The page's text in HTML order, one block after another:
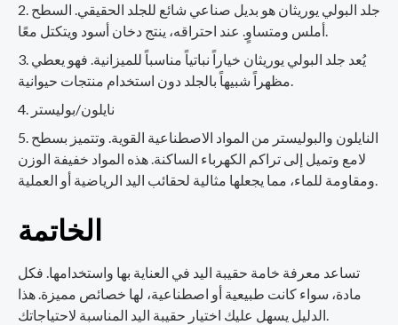
جلد البولي يوريثان هو بديل صناعي شائع للجلد الحقيقي. السطح
أملس ومتساوٍ. عند احتراقه، ينتج دخان أسود ويتكتل معًا.
يُعد جلد البولي يوريثان خياراً نباتياً مناسباً للميزانية. فهو يعطي
مظهراً شبيهاً بالجلد دون استخدام منتجات حيوانية.
نايلون/بوليستر
النايلون والبوليستر من المواد الاصطناعية القوية. وتتميز بسطح
لامع وتميل إلى تراكم الكهرباء الساكنة. هذه المواد خفيفة الوزن
ومقاومة للماء، مما يجعلها مثالية لحقائب اليد الرياضية أو العملية.
الخاتمة
تساعد معرفة خامة حقيبة اليد في العناية بها واستخدامها. فكل
مادة، سواء كانت طبيعية أو اصطناعية، لها خصائص مميزة. هذا